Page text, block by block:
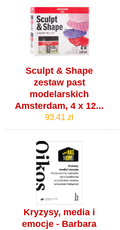
Sculpt & Shape
zestaw past
modelarskich
Amsterdam, 4 x 12...
93.41 zł
Kryzysy, media i
emocje - Barbara